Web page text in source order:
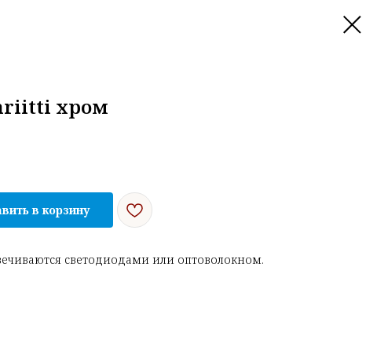
хром
в корзину
светодиодами или оптоволокном.